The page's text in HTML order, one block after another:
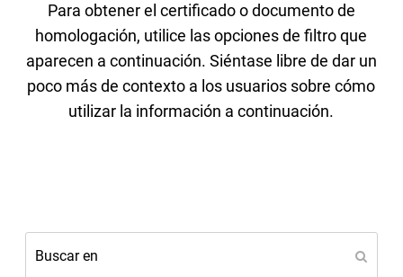
Para obtener el certificado o documento de
homologación, utilice las opciones de filtro que
aparecen a continuación. Siéntase libre de dar un
poco más de contexto a los usuarios sobre cómo
utilizar la información a continuación.